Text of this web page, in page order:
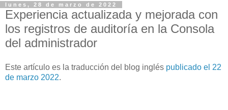
lunes, 28 de marzo de 2022
Experiencia actualizada y mejorada con
los registros de auditoría en la Consola
del administrador
Este artículo es la traducción del blog inglés publicado el 22
de marzo 2022.